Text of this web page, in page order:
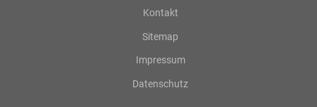
Kontakt
Sitemap
Impressum
Datenschutz